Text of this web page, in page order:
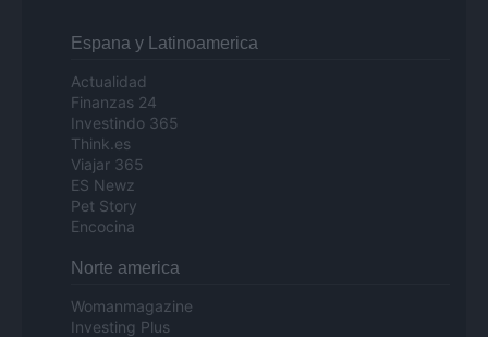
Espana y Latinoamerica
Actualidad
Finanzas 24
Investindo 365
Think.es
Viajar 365
ES Newz
Pet Story
Encocina
Norte america
Womanmagazine
Investing Plus